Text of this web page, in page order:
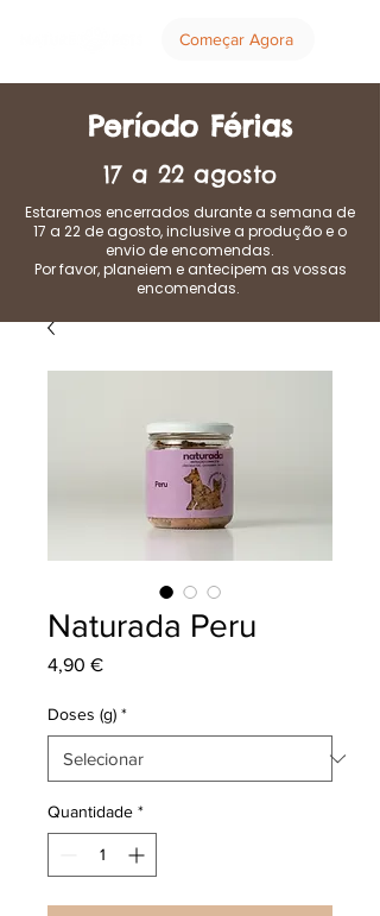
Começar Agora
Período Férias
17 a 22 agosto
Estaremos encerrados durante a semana de
17 a 22 de agosto, inclusive a produção e o
envio de encomendas.
Por favor, planeiem e antecipem as vossas
encomendas.
Naturada Peru
4,90 €Preço
Doses (g) *
Quantidade *